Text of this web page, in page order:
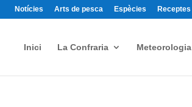
Notícies Arts de pesca Espècies Receptes
Inici La Confraria Meteorologia